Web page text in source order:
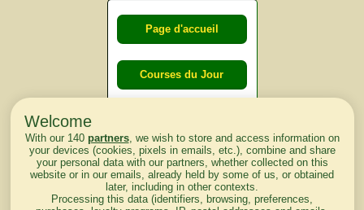
Page d'accueil
Courses du Jour
lendemain
Courses
d'aujourd'hui
Welcome
With our 140 partners, we wish to store and access information on
your devices (cookies, pixels in emails, etc.), combine and share
your personal data with our partners, whether collected on this
website or in our emails, already held by some of us, or obtained
later, including in other contexts.
Processing this data (identifiers, browsing, preferences,